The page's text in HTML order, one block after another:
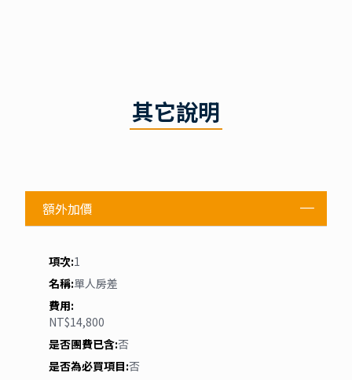
花園景。酒店還設有綠洲大堂、健身房、洗衣區、24小時
心選小鋪和免費自助飲吧。
當地四星(2024年開業) 塔縣萬達美華酒店
飯店擁有心設計的客房和套房，每間房都展現著現代與傳
統的完美融合。客房內提供舒適的床鋪、優質的傢俱和設
施，讓賓客在這片神祕而寧靜的高原上獲得真正的休憩和